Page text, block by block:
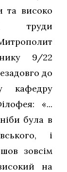
та високо
труди
9/22
до
кафедру
«...
була в
і
зовсім
на